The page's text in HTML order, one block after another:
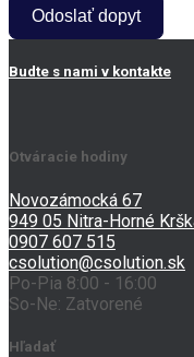
Odoslať dopyt
Budte s nami v kontakte
Otváracie hodiny
Novozámocká 67
949 05 Nitra-Horné
0907 607 515
csolution@csolution.sk
Po-Pia 8:00 - 16:00
So-Ne: Zatvorené
Hľadať